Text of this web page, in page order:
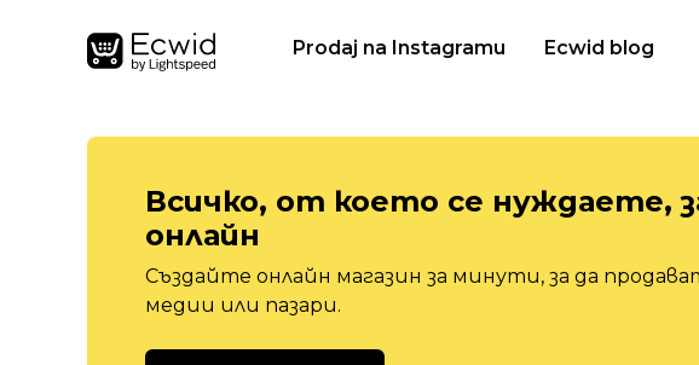
Prodaj na Instagramu Ecwid blog
Всичко, от което се нуждаете,
онлайн
Създайте онлайн магазин за минути, за да
медии или пазари.